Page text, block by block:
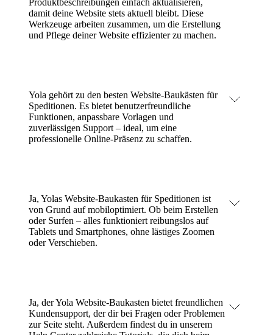
Produktbeschreibungen einfach aktualisieren,
damit deine Website stets aktuell bleibt. Diese
Werkzeuge arbeiten zusammen, um die Erstellung
und Pflege deiner Website effizienter zu machen.
Yola gehört zu den besten Website-Baukästen für
Speditionen. Es bietet benutzerfreundliche
Funktionen, anpassbare Vorlagen und
zuverlässigen Support – ideal, um eine
professionelle Online-Präsenz zu schaffen.
Ja, Yolas Website-Baukasten für Speditionen ist
von Grund auf mobiloptimiert. Ob beim Erstellen
oder Surfen – alles funktioniert reibungslos auf
Tablets und Smartphones, ohne lästiges Zoomen
oder Verschieben.
Ja, der Yola Website-Baukasten bietet freundlichen
Kundensupport, der dir bei Fragen oder Problemen
zur Seite steht. Außerdem findest du in unserem